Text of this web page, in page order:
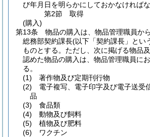
び年月日を明らかにしておかなければな
第2節
取得
(購入)
第13条
物品の購入は、物品管理職員か
総務部契約課長(以下「契約課長」とい
ものとする。 ただし、次に掲げる物品
認めた物品の購入は、物品管理職員に
る。
(1)
著作物及び定期刊行物
(2)
電子複写、電子印字及び電子送受
品
(3)
食品類
(4)
動物及び飼料
(5)
植物及び肥料
(6)
ワクチン